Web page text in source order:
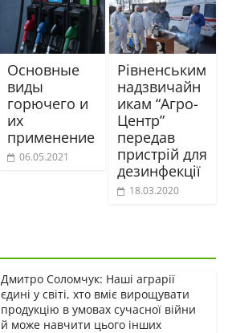
Основные
виды
горючего и
их
применение
06.05.2021
Рівненським
надзвичайн
икам “Агро-
Центр”
передав
пристрій для
дезинфекції
18.03.2020
Дмитро Соломчук: Наші аграрії
єдині у світі, хто вміє вирощувати
продукцію в умовах сучасної війни
й може навчити цього інших